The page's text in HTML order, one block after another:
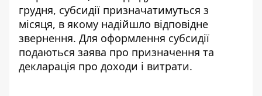
грудня, субсидії призначатимуться з
місяця, в якому надійшло відповідне
звернення. Для оформлення субсидії
подаються заява про призначення та
декларація про доходи і витрати.